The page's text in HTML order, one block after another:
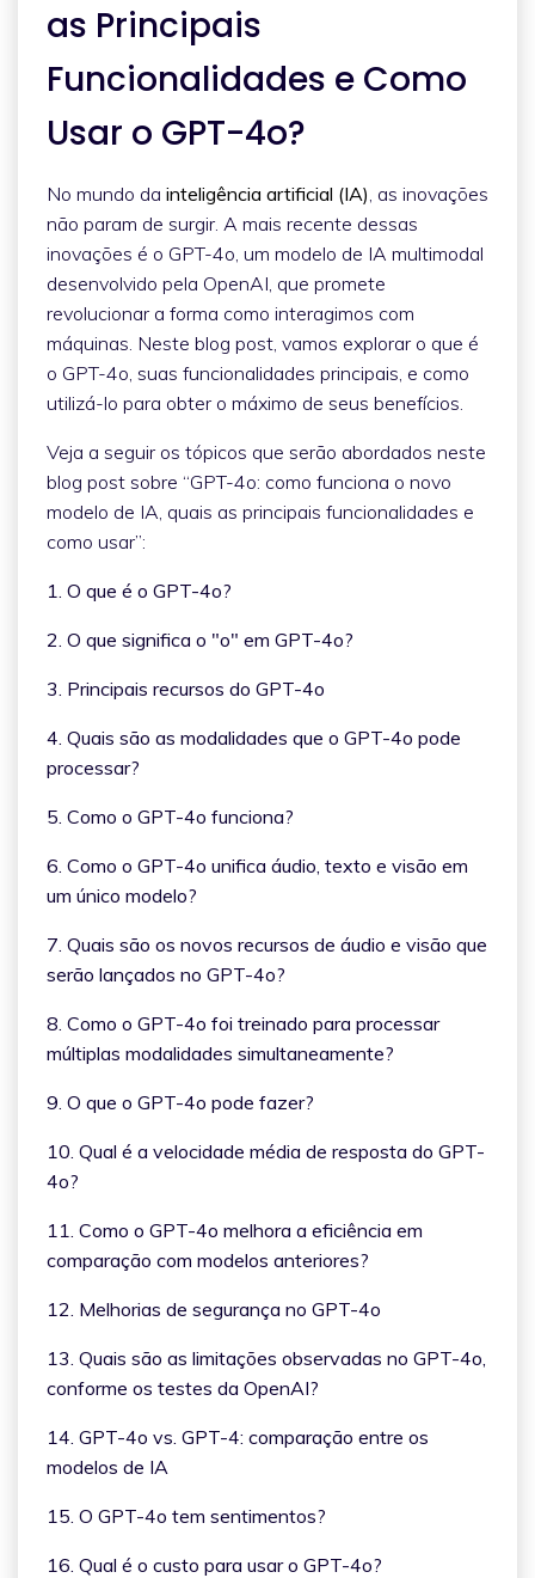
as Principais
Funcionalidades e Como
Usar o GPT-4o?
No mundo da inteligência artificial (IA) , as inovações
não param de surgir. A mais recente dessas
inovações é o GPT-4o, um modelo de IA multimodal
desenvolvido pela OpenAI, que promete
revolucionar a forma como interagimos com
máquinas. Neste blog post, vamos explorar o que é
o GPT-4o, suas funcionalidades principais, e como
utilizá-lo para obter o máximo de seus benefícios.
Veja a seguir os tópicos que serão abordados neste
blog post sobre “GPT-4o: como funciona o novo
modelo de IA, quais as principais funcionalidades e
como usar”:
1. O que é o GPT-4o?
2. O que significa o "o" em GPT-4o?
3. Principais recursos do GPT-4o
4. Quais são as modalidades que o GPT-4o pode
processar?
5. Como o GPT-4o funciona?
6. Como o GPT-4o unifica áudio, texto e visão em
um único modelo?
7. Quais são os novos recursos de áudio e visão que
serão lançados no GPT-4o?
8. Como o GPT-4o foi treinado para processar
múltiplas modalidades simultaneamente?
9. O que o GPT-4o pode fazer?
10. Qual é a velocidade média de resposta do GPT-
4o?
11. Como o GPT-4o melhora a eficiência em
comparação com modelos anteriores?
12. Melhorias de segurança no GPT-4o
13. Quais são as limitações observadas no GPT-4o,
conforme os testes da OpenAI?
14. GPT-4o vs. GPT-4: comparação entre os
modelos de IA
15. O GPT-4o tem sentimentos?
16. Qual é o custo para usar o GPT-4o?